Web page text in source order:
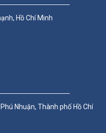
Hồ Chí Minh
Nhuận, Thành phố Hồ Chí